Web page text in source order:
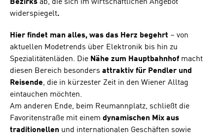
Bezirks ab, die sich im wirtschaftlichen Angebot
widerspiegelt.
Hier findet man alles, was das Herz begehrt – von
aktuellen Modetrends über Elektronik bis hin zu
Spezialitätenläden. Die Nähe zum Hauptbahnhof macht
diesen Bereich besonders attraktiv für Pendler und
Reisende, die in kürzester Zeit in den Wiener Alltag
eintauchen möchten.
Am anderen Ende, beim Reumannplatz, schließt die
Favoritenstraße mit einem dynamischen Mix aus
traditionellen und internationalen Geschäften sowie